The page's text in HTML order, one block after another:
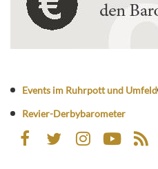
Events im Ruhrpott und Umfeld
Revier-Derbybarometer